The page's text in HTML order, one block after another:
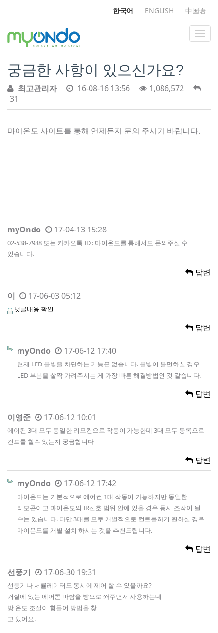
한국어 ENGLISH 中国语
궁금한 사항이 있으신가요?
최고관리자 16-08-16 13:56
1,086,572
31
마이온도 사이트를 통해 언제든지 문의 주시기 바랍니다.
myOndo 17-04-13 15:28
02-538-7988 또는 카카오톡 ID : 마이온도를 통해서도 문의주실 수
있습니다.
답변
이 17-06-03 05:12
댓글내용 확인
답변
myOndo 17-06-12 17:40
현재 LED 불빛을 차단하는 기능은 없습니다. 불빛이 불편하실 경우
LED 부분을 살짝 가려주시는 게 가장 빠른 해결방법인 것 같습니다.
답변
이영준 17-06-12 10:01
에어컨 3대 모두 동일한 리모컨으로 작동이 가능한데 3대 모두 등록으로
컨트롤 할수 있는지 궁금합니다
답변
myOndo 17-06-12 17:42
마이온도는 기본적으로 에어컨 1대 작동이 가능하지만 동일한
리모콘이고 마이온도의 IR신호 범위 안에 있을 경우 동시 조작이 될
수는 있습니다. 다만 3대를 모두 개별적으로 컨트롤하기 원하실 경우
마이온도를 개별 설치 하시는 것을 추천드립니다.
답변
선풍기 17-06-30 19:31
선풍기나 서큘레이터도 동시에 제어 할 수 있을까요?
거실에 있는 에어콘 바람을 방으로 쏴주면서 사용하는데
방 온도 조절이 힘들어 방법을 찾
고 있어요.